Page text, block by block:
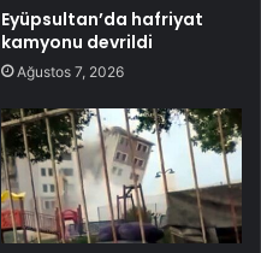
Eyüpsultan’da hafriyat
kamyonu devrildi
Ağustos 7, 2026